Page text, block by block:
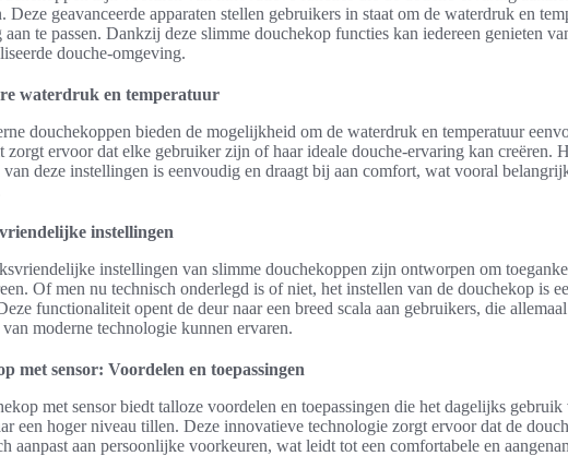
Deze geavanceerde apparaten stellen gebruikers in staat om de waterdruk en
aan te passen. Dankzij deze slimme douchekop functies kan iedereen genieten
douche-omgeving.
waterdruk en temperatuur
douchekoppen bieden de mogelijkheid om de waterdruk en temperatuur
zorgt ervoor dat elke gebruiker zijn of haar ideale douche-ervaring kan creëren.
van deze instellingen is eenvoudig en draagt bij aan comfort, wat vooral
instellingen
instellingen van slimme douchekoppen zijn ontworpen om
Of men nu technisch onderlegd is of niet, het instellen van de douchekop is
functionaliteit opent de deur naar een breed scala aan gebruikers, die
moderne technologie kunnen ervaren.
met sensor: Voordelen en toepassingen
met sensor biedt talloze voordelen en toepassingen die het dagelijks gebruik
een hoger niveau tillen. Deze innovatieve technologie zorgt ervoor dat de
aanpast aan persoonlijke voorkeuren, wat leidt tot een comfortabele en